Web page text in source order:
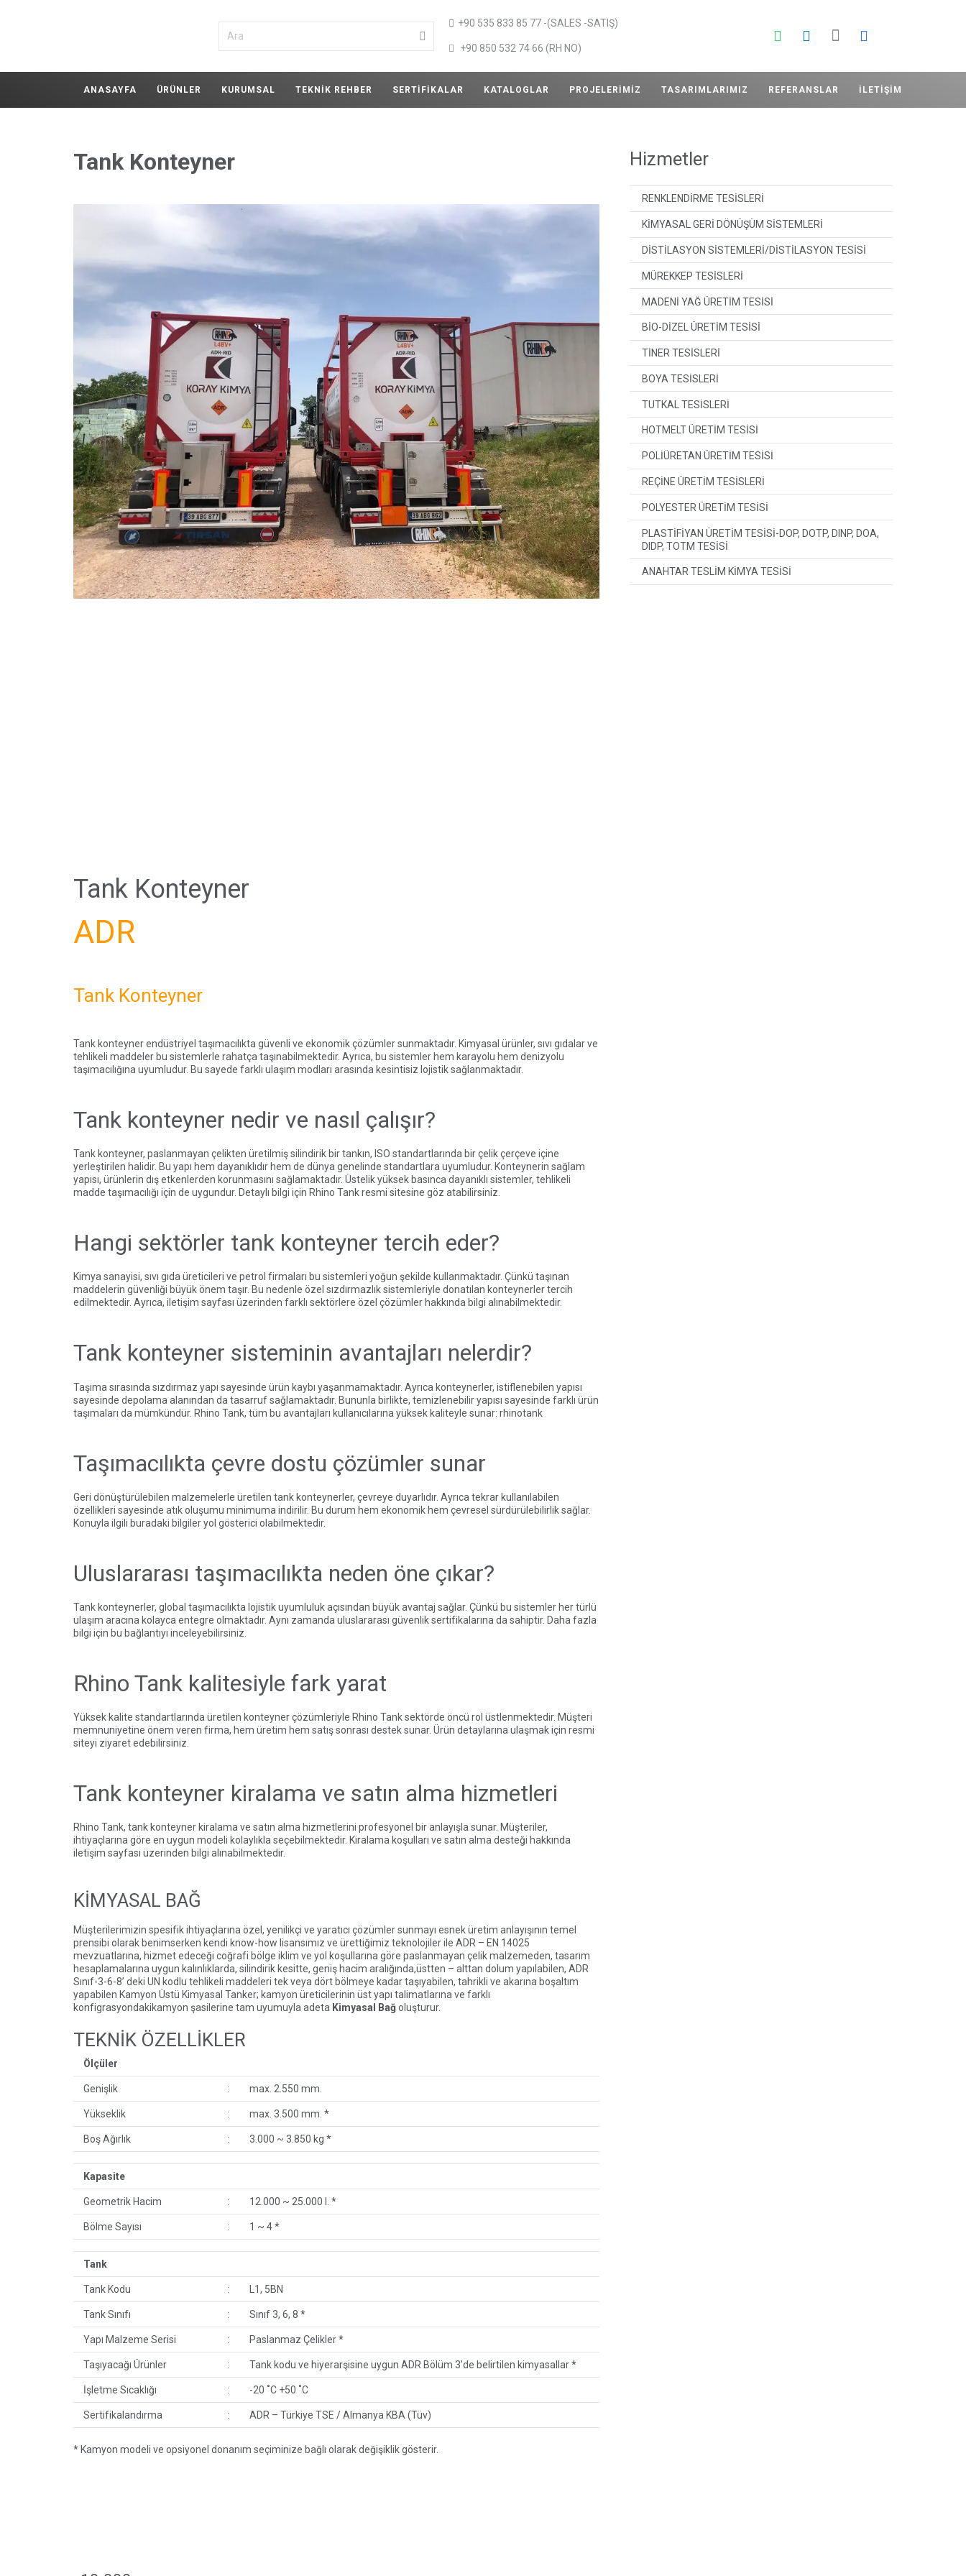
+90 535 833 85 77 -(SALES -SATIŞ)
+90 850 532 74 66 (RH NO)
ANASAYFA ÜRÜNLER KURUMSAL TEKNIK REHBER SERTIFIKALAR KATALOGLAR PROJELERIMIZ TASARIMLARIMIZ REFERANSLAR İLETIŞIM
Tank Konteyner
Tank Konteyner
ADR
Tank Konteyner
Tank konteyner endüstriyel taşımacılıkta güvenli ve ekonomik çözümler sunmaktadır. Kimyasal ürünler, sıvı gıdalar ve
tehlikeli maddeler bu sistemlerle rahatça taşınabilmektedir. Ayrıca, bu sistemler hem karayolu hem denizyolu
taşımacılığına uyumludur. Bu sayede farklı ulaşım modları arasında kesintisiz lojistik sağlanmaktadır.
Tank konteyner nedir ve nasıl çalışır?
Tank konteyner, paslanmayan çelikten üretilmiş silindirik bir tankın, ISO standartlarında bir çelik çerçeve içine
yerleştirilen halidir. Bu yapı hem dayanıklıdır hem de dünya genelinde standartlara uyumludur. Konteynerin sağlam
yapısı, ürünlerin dış etkenlerden korunmasını sağlamaktadır. Üstelik yüksek basınca dayanıklı sistemler, tehlikeli
madde taşımacılığı için de uygundur. Detaylı bilgi için Rhino Tankresmi sitesine göz atabilirsiniz.
Hangi sektörler tank konteyner tercih eder?
Kimya sanayisi, sıvı gıda üreticileri ve petrol firmaları bu sistemleri yoğun şekilde kullanmaktadır. Çünkü taşınan
maddelerin güvenliği büyük önem taşır. Bu nedenle özel sızdırmazlık sistemleriyle donatılan konteynerler tercih
edilmektedir. Ayrıca, iletişim sayfası üzerinden farklı sektörlere özel çözümler hakkında bilgi alınabilmektedir.
Tank konteyner sisteminin avantajları nelerdir?
Taşıma sırasında sızdırmaz yapı sayesinde ürün kaybı yaşanmamaktadır. Ayrıca konteynerler, istiflenebilen yapısı
sayesinde depolama alanından da tasarruf sağlamaktadır. Bununla birlikte, temizlenebilir yapısı sayesinde farklı ürün
taşımaları da mümkündür. Rhino Tank, tüm bu avantajları kullanıcılarına yüksek kaliteyle sunar: rhinotank
Taşımacılıkta çevre dostu çözümler sunar
Geri dönüştürülebilen malzemelerle üretilen tank konteynerler, çevreye duyarlıdır. Ayrıca tekrar kullanılabilen
özellikleri sayesinde atık oluşumu minimuma indirilir. Bu durum hem ekonomik hem çevresel sürdürülebilirlik sağlar.
Konuyla ilgili buradaki bilgileryol gösterici olabilmektedir.
Uluslararası taşımacılıkta neden öne çıkar?
Tank konteynerler, global taşımacılıkta lojistik uyumluluk açısından büyük avantaj sağlar. Çünkü bu sistemler her türlü
ulaşım aracına kolayca entegre olmaktadır. Aynı zamanda uluslararası güvenlik sertifikalarına da sahiptir. Daha fazla
bilgi için bu bağlantıyı inceleyebilirsiniz.
Rhino Tank kalitesiyle fark yarat
Yüksek kalite standartlarında üretilen konteyner çözümleriyle Rhino Tank sektörde öncü rol üstlenmektedir. Müşteri
memnuniyetine önem veren firma, hem üretim hem satış sonrası destek sunar. Ürün detaylarına ulaşmak için resmi
siteyi ziyaret edebilirsiniz.
Tank konteyner kiralama ve satın alma hizmetleri
Rhino Tank, tank konteyner kiralama ve satın alma hizmetlerini profesyonel bir anlayışla sunar. Müşteriler,
ihtiyaçlarına göre en uygun modeli kolaylıkla seçebilmektedir. Kiralama koşulları ve satın alma desteği hakkında
iletişim sayfası üzerinden bilgi alınabilmektedir.
KİMYASAL BAĞ
Müşterilerimizin spesifik ihtiyaçlarına özel, yenilikçi ve yaratıcı çözümler sunmayı esnek üretim anlayışının temel
prensibi olarak benimserken kendi know-how lisansımız ve ürettiğimiz teknolojiler ile ADR – EN 14025
mevzuatlarına, hizmet edeceği coğrafi bölge iklim ve yol koşullarına göre paslanmayan çelik malzemeden, tasarım
hesaplamalarına uygun kalınlıklarda, silindirik kesitte, geniş hacim aralığında,üstten – alttan dolum yapılabilen, ADR
Sınıf-3-6-8’ deki UN kodlu tehlikeli maddeleri tek veya dört bölmeye kadar taşıyabilen, tahrikli ve akarına boşaltım
yapabilen Kamyon Üstü Kimyasal Tanker; kamyon üreticilerinin üst yapı talimatlarına ve farklı
konfigrasyondakikamyon şasilerine tam uyumuyla adeta Kimyasal Bağoluşturur.
TEKNİK ÖZELLİKLER
Ölçüler
Genişlik : max. 2.550 mm.
Yükseklik : max. 3.500 mm. *
Boş Ağırlık : 3.000 ~ 3.850 kg *
Kapasite
Geometrik Hacim : 12.000 ~ 25.000 l. *
Bölme Sayısı : 1 ~ 4 *
Tank
Tank Kodu : L1, 5BN
Tank Sınıfı : Sınıf 3, 6, 8 *
Yapı Malzeme Serisi : Paslanmaz Çelikler *
Taşıyacağı Ürünler : Tank kodu ve hiyerarşisine uygun ADR Bölüm 3’de belirtilen kimyasallar *
İşletme Sıcaklığı : -20 ˚C +50 ˚C
Sertifikalandırma : ADR – Türkiye TSE / Almanya KBA (Tüv)
* Kamyon modeli ve opsiyonel donanım seçiminize bağlı olarak değişiklik gösterir.
Hizmetler
RENKLENDİRME TESİSLERİ
KİMYASAL GERİ DÖNÜŞÜM SİSTEMLERİ
DİSTİLASYON SİSTEMLERİ/DİSTİLASYON TESİSİ
MÜREKKEP TESİSLERİ
MADENİ YAĞ ÜRETİM TESİSİ
BİO-DİZEL ÜRETİM TESİSİ
TİNER TESİSLERİ
BOYA TESİSLERİ
TUTKAL TESİSLERİ
HOTMELT ÜRETİM TESİSİ
POLİÜRETAN ÜRETİM TESİSİ
REÇİNE ÜRETİM TESİSLERİ
POLYESTER ÜRETİM TESİSİ
PLASTİFİYAN ÜRETİM TESİSİ-DOP, DOTP, DINP, DOA,
DIDP, TOTM TESİSİ
ANAHTAR TESLİM KİMYA TESİSİ